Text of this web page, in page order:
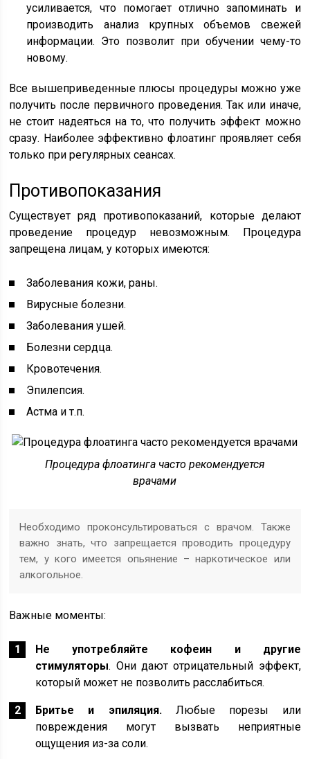
усиливается, что помогает отлично запоминать и
производить анализ крупных объемов свежей
информации. Это позволит при обучении чему-то
новому.
Все вышеприведенные плюсы процедуры можно уже
получить после первичного проведения. Так или иначе,
не стоит надеяться на то, что получить эффект можно
сразу. Наиболее эффективно флоатинг проявляет себя
только при регулярных сеансах.
Противопоказания
Существует ряд противопоказаний, которые делают
проведение процедур невозможным. Процедура
запрещена лицам, у которых имеются:
Заболевания кожи, раны.
Вирусные болезни.
Заболевания ушей.
Болезни сердца.
Кровотечения.
Эпилепсия.
Астма и т.п.
Процедура флоатинга часто рекомендуется
врачами
Необходимо проконсультироваться с врачом. Также
важно знать, что запрещается проводить процедуру
тем, у кого имеется опьянение – наркотическое или
алкогольное.
Важные моменты:
Не употребляйте кофеин и другие
стимуляторы. Они дают отрицательный эффект,
который может не позволить расслабиться.
Бритье и эпиляция.Любые порезы или
повреждения могут вызвать неприятные
ощущения из-за соли.